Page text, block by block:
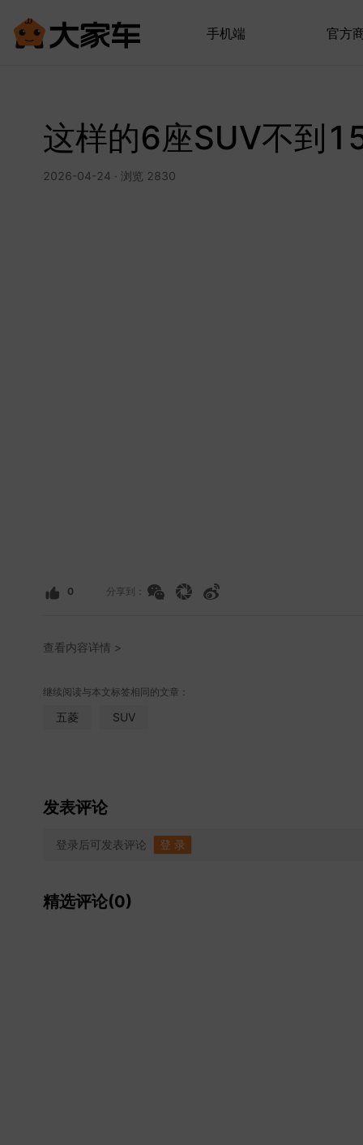
手机端 官方
这样的6座SUV不到
2026-04-24 · 浏览 2830
0 分享到：
查看内容详情 >
继续阅读与本文标签相同的文章：
五菱 SUV
发表评论
登录后可发表评论 登 录
精选评论(0)